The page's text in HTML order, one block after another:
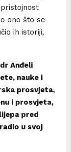
ono što se
ih istoriji,
Anđeli
nauke i
prosvjeta,
i prosvjeta,
pred
u svoj